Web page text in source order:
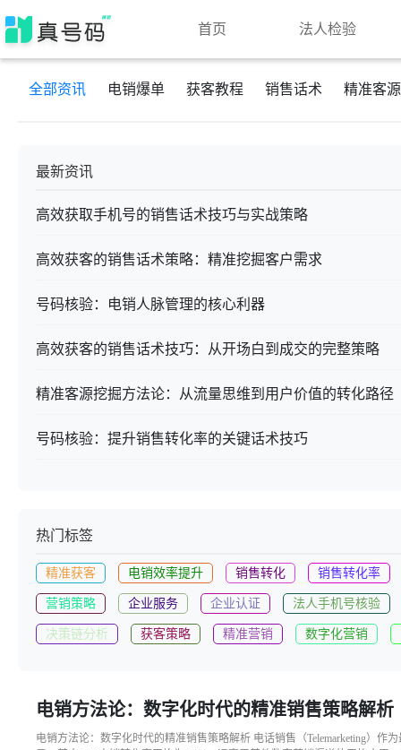
首页 法人检验
全部资讯 电销爆单 获客教程 销售话术 精准客源
电销方法论：数字化时代的精准销售策略解析
电销方法论：数字化时代的精准销售策略解析 电话销售（Telemarketing）作
最新资讯
高效获取手机号的销售话术技巧与实战策略
高效获客的销售话术策略：精准挖掘客户需求
号码核验：电销人脉管理的核心利器
高效获客的销售话术技巧：从开场白到成交的完整策略
精准客源挖掘方法论：从流量思维到用户价值的转化路径
号码核验：提升销售转化率的关键话术技巧
热门标签
精准获客 电销效率提升 销售转化 销售转化率
营销策略 企业服务 企业认证 法人手机号核验
决策链分析 获客策略 精准营销 数字化营销